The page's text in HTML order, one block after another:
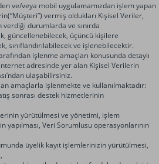
ve/veya mobil uygulamamızdan işlem yapan
vermiş oldukları Kişisel Veriler,
durumlarda ve sınırda
güncellenebilecek, üçüncü kişilere
sınıflandırılabilecek ve işlenebilecektir.
işlenme amaçları konusunda detaylı
internet adresinde yer alan Kişisel Verilerin
ulaşabilirsiniz.
amaçlarla işlenmekte ve kullanılmaktadır:
sonrası destek hizmetlerinin
yürütülmesi ve yönetimi, işlem
yapılması, Veri Sorumlusu operasyonlarının
üyelik kayıt işlemlerinizin yürütülmesi,